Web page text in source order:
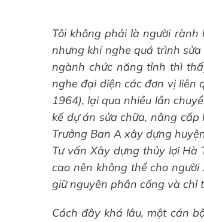
Tôi không phải là người
nhưng khi nghe quá trình
ngành chức năng tỉnh thì
nghe đại diện các đơn vị liên
1964), lại qua nhiều lần
kế dự án sửa chữa, nâng
Trưởng Ban A xây dựng
Tư vấn Xây dựng thủy lợi Hà
cao nên không thể cho
giữ nguyên phần cống và chỉ
Cách đây khá lâu, một cán